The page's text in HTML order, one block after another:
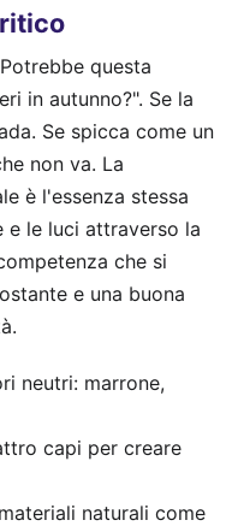
questa
in autunno?". Se la
Se spicca come un
non va. La
è l'essenza stessa
e le luci attraverso la
che si
e una buona
neutri: marrone,
capi per creare
naturali come